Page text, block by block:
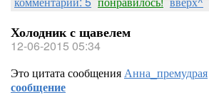
Холодник с щавелем
12-06-2015 05:34
Это цитата сообщенияАнна_премудрая
сообщение